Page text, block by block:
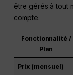
être gérés à tout
compte.
Fonctionnalité /
Plan
Prix (mensuel)